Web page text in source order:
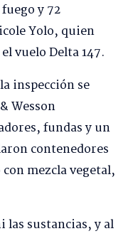
y 72
Yolo, quien
vuelo Delta 147.
inspección se
Wesson
fundas y un
contenedores
mezcla vegetal,
las sustancias, y al